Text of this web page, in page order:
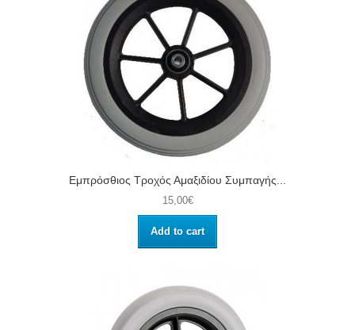
Εμπρόσθιος Τροχός Αμαξιδίου Συμπαγής...
15,00€
Add to cart